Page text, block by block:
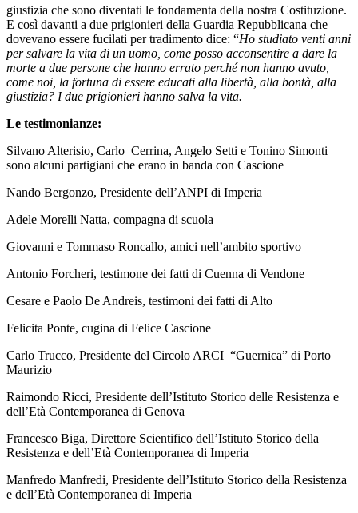
giustizia che sono diventati le fondamenta della nostra Costituzione.
E così davanti a due prigionieri della Guardia Repubblicana che
dovevano essere fucilati per tradimento dice: “Ho studiato venti anni
per salvare la vita di un uomo, come posso acconsentire a dare la
morte a due persone che hanno errato perché non hanno avuto,
come noi, la fortuna di essere educati alla libertà, alla bontà, alla
giustizia? I due prigionieri hanno salva la vita.
Le testimonianze:
Silvano Alterisio, Carlo Cerrina, Angelo Setti e Tonino Simonti
sono alcuni partigiani che erano in banda con Cascione
Nando Bergonzo, Presidente dell’ANPI di Imperia
Adele Morelli Natta, compagna di scuola
Giovanni e Tommaso Roncallo, amici nell’ambito sportivo
Antonio Forcheri, testimone dei fatti di Cuenna di Vendone
Cesare e Paolo De Andreis, testimoni dei fatti di Alto
Felicita Ponte, cugina di Felice Cascione
Carlo Trucco, Presidente del Circolo ARCI “Guernica” di Porto
Maurizio
Raimondo Ricci, Presidente dell’Istituto Storico delle Resistenza e
dell’Età Contemporanea di Genova
Francesco Biga, Direttore Scientifico dell’Istituto Storico della
Resistenza e dell’Età Contemporanea di Imperia
Manfredo Manfredi, Presidente dell’Istituto Storico della Resistenza
e dell’Età Contemporanea di Imperia